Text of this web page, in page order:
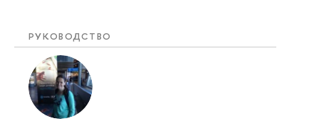
РУКОВОДСТВО